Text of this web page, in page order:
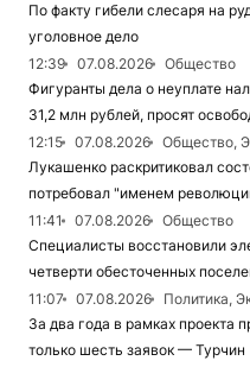
По факту гибели слесаря на
уголовное дело
12:39
07.08.2026
Общество
Фигуранты дела о неуплате
31,2 млн рублей, просят
12:15
07.08.2026
Общество,
Лукашенко раскритиковал
потребовал "именем
11:41
07.08.2026
Общество
Специалисты восстановили
четверти обесточенных
11:07
07.08.2026
Политика,
За два года в рамках проекта
только шесть заявок — Турчин